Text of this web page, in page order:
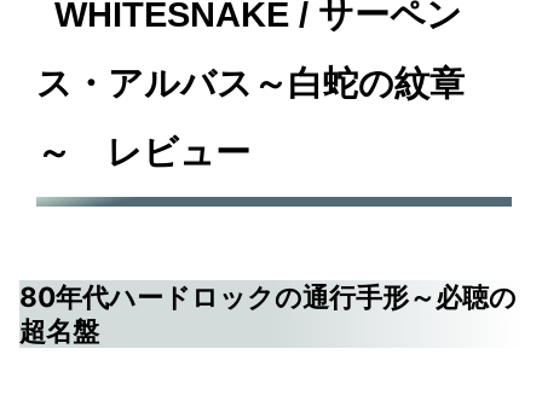
WHITESNAKE / サーペン
ス・アルバス～白蛇の紋章
～ レビュー
80年代ハードロックの通行手形～必聴の
超名盤